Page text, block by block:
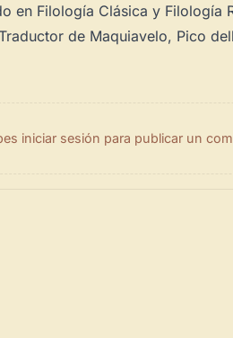
en Filología Clásica y
de Maquiavelo, Pico
iniciar sesión para publicar un